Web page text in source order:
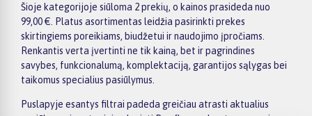
Šioje kategorijoje siūloma 2 prekių, o kainos prasideda nuo
99,00 €. Platus asortimentas leidžia pasirinkti prekes
skirtingiems poreikiams, biudžetui ir naudojimo įpročiams.
Renkantis verta įvertinti ne tik kainą, bet ir pagrindines
savybes, funkcionalumą, komplektaciją, garantijos sąlygas bei
taikomus specialius pasiūlymus.
Puslapyje esantys filtrai padeda greičiau atrasti aktualius